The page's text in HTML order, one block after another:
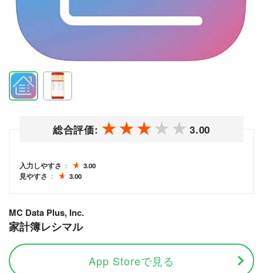
総合評価: 3.00
入力しやすさ
3.00
見やすさ
3.00
MC Data Plus, Inc.
家計簿レシマル
App Storeで見る